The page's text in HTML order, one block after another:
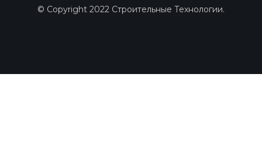
© Copyright 2022 Строительные Технологии.